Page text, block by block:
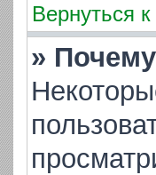
Вернуться
»